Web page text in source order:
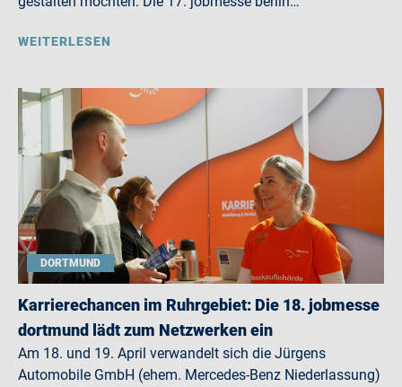
WEITERLESEN
DORTMUND
Karrierechancen im Ruhrgebiet: Die 18. jobmesse
dortmund lädt zum Netzwerken ein
Am 18. und 19. April verwandelt sich die Jürgens
Automobile GmbH (ehem. Mercedes-Benz Niederlassung)